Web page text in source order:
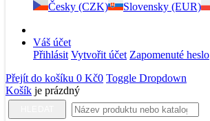
Česky (CZK)
Slovensky (EUR)
Váš účet
Přihlásit Vytvořit účet Zapomenuté heslo
Přejít do košíku 0 Kč0 Toggle Dropdown
Košík je prázdný